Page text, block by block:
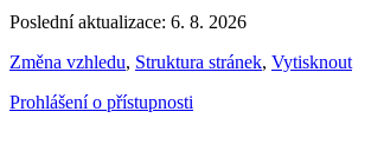
Poslední aktualizace: 6. 8. 2026
Změna vzhledu, Struktura stránek, Vytisknout
Prohlášení o přístupnosti